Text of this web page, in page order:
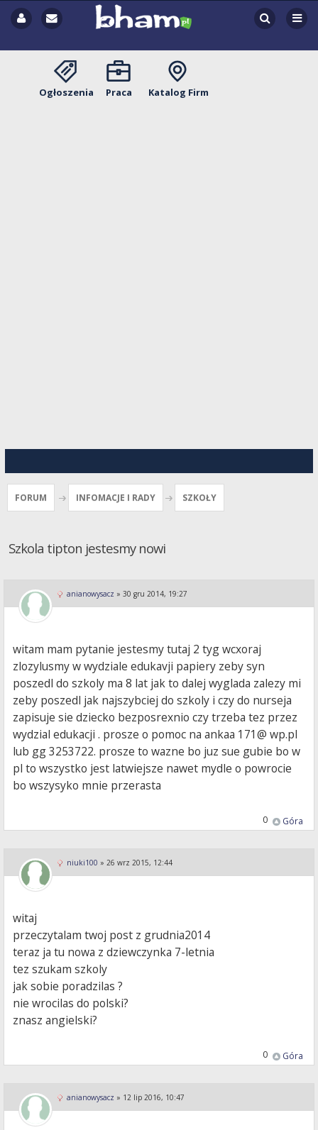
Ogłoszenia Praca Katalog Firm
FORUM INFOMACJE I RADY SZKOŁY
Szkola tipton jestesmy nowi
anianowysacz » 30 gru 2014, 19:27
witam mam pytanie jestesmy tutaj 2 tyg wcxoraj
zlozylusmy w wydziale edukavji papiery zeby syn
poszedl do szkoly ma 8 lat jak to dalej wyglada zalezy mi
zeby poszedl jak najszybciej do szkoly i czy do nurseja
zapisuje sie dziecko bezposrexnio czy trzeba tez przez
wydzial edukacji . prosze o pomoc na ankaa 171@ wp.pl
lub gg 3253722. prosze to wazne bo juz sue gubie bo w
pl to wszystko jest latwiejsze nawet mydle o powrocie
bo wszysyko mnie przerasta
Góra
0
niuki100 » 26 wrz 2015, 12:44
witaj
przeczytalam twoj post z grudnia2014
teraz ja tu nowa z dziewczynka 7-letnia
tez szukam szkoly
jak sobie poradzilas ?
nie wrocilas do polski?
znasz angielski?
Góra
0
anianowysacz » 12 lip 2016, 10:47